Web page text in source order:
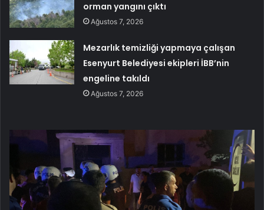
orman yangını çıktı
Ağustos 7, 2026
Mezarlık temizliği yapmaya çalışan
Esenyurt Belediyesi ekipleri İBB’nin
engeline takıldı
Ağustos 7, 2026